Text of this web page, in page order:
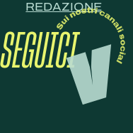
REDAZIONE
SEGUICI